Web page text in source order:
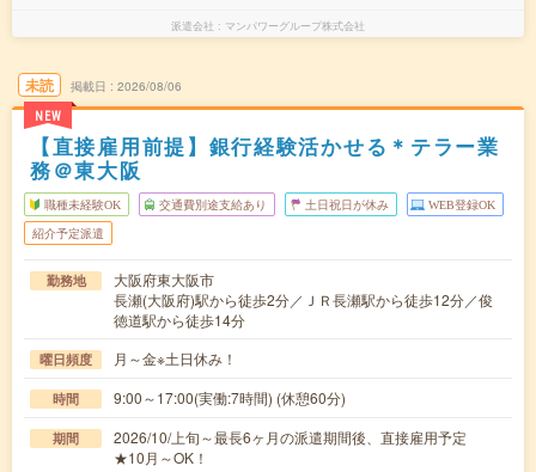
派遣会社 マンパワーグループ株式会社
未読
NEW
掲載日 2026/08/06
【直接雇用前提】銀行経験活かせる＊テラー業
務＠東大阪
職種未経験OK 交通費別途支給あり 土日祝日が休み WEB登録OK
紹介予定派遣
勤務地
大阪府東大阪市
長瀬(大阪府)駅から徒歩2分／ＪＲ長瀬駅から徒歩12分／俊
徳道駅から徒歩14分
曜日頻度 月～金※土日休み！
時間 9:00～17:00(実働:7時間) (休憩60分)
期間
2026/10/上旬～最長6ヶ月の派遣期間後、直接雇用予定
★10月～OK！